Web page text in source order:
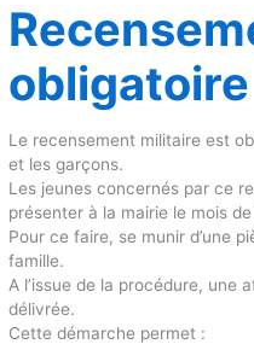
obligatoire
Le recensement militaire est
et les garçons.
Les jeunes concernés par ce
présenter à la mairie le mois
Pour ce faire, se munir d’une
famille.
A l’issue de la procédure, une
délivrée.
Cette démarche permet :